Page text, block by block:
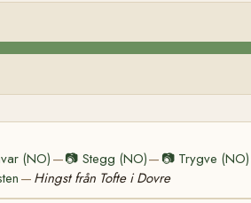
(NO) —📷 Stegg (NO)— 📷 Trygve (NO)
— Hingst från Tofte i Dovre